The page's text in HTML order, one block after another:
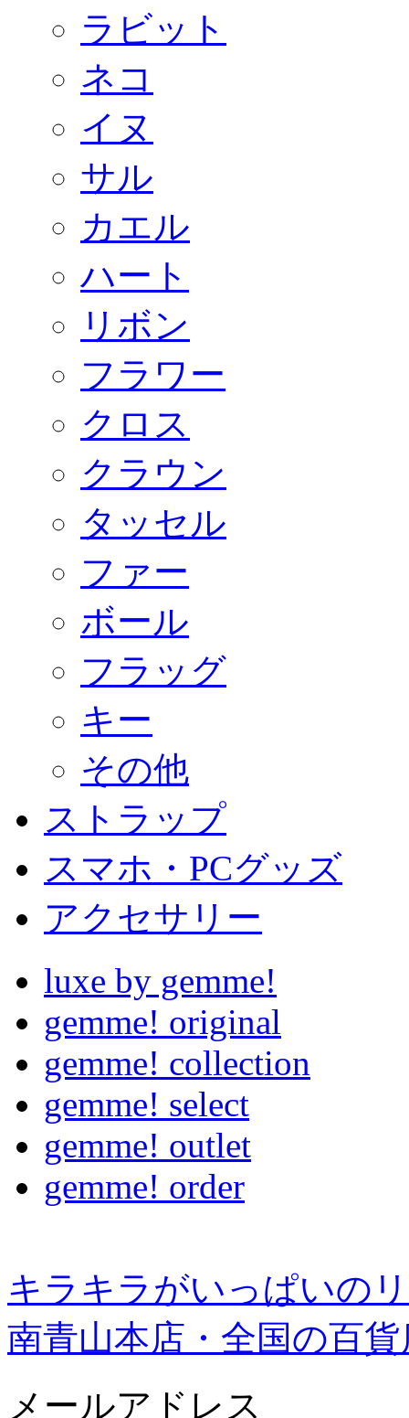
ラビット
ネコ
イヌ
サル
カエル
ハート
リボン
フラワー
クロス
クラウン
タッセル
ファー
ボール
フラッグ
キー
その他
ストラップ
スマホ・PCグッズ
アクセサリー
luxe by gemme!
gemme! original
gemme! collection
gemme! select
gemme! outlet
gemme! order
キラキラがいっぱいの
南青山本店・全国の百
メールアドレス